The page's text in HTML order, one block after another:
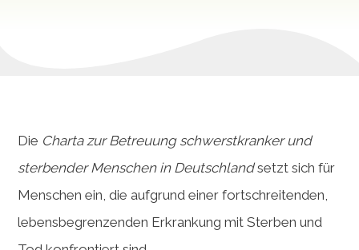
Die Charta zur Betreuung schwerstkranker und
sterbender Menschen in Deutschlandsetzt sich für
Menschen ein, die aufgrund einer fortschreitenden,
lebensbegrenzenden Erkrankung mit Sterben und